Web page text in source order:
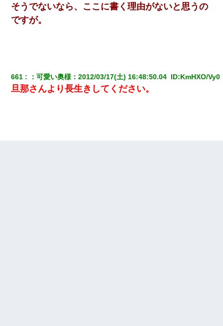
そうでないなら、ここに書く理由がないと思うの
ですが。
661 ：可愛い奥様 ：2012/03/17(土) 16:48:50.04 ID:KmHXO/Vy0
旦那さんより長生きしてください。